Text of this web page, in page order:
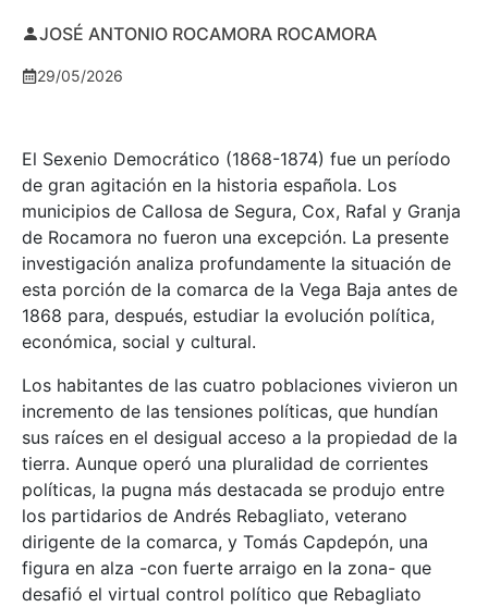
JOSÉ ANTONIO ROCAMORA ROCAMORA
29/05/2026
El Sexenio Democrático (1868-1874) fue un período
de gran agitación en la historia española. Los
municipios de Callosa de Segura, Cox, Rafal y Granja
de Rocamora no fueron una excepción. La presente
investigación analiza profundamente la situación de
esta porción de la comarca de la Vega Baja antes de
1868 para, después, estudiar la evolución política,
económica, social y cultural.
Los habitantes de las cuatro poblaciones vivieron un
incremento de las tensiones políticas, que hundían
sus raíces en el desigual acceso a la propiedad de la
tierra. Aunque operó una pluralidad de corrientes
políticas, la pugna más destacada se produjo entre
los partidarios de Andrés Rebagliato, veterano
dirigente de la comarca, y Tomás Capdepón, una
figura en alza -con fuerte arraigo en la zona- que
desafió el virtual control político que Rebagliato